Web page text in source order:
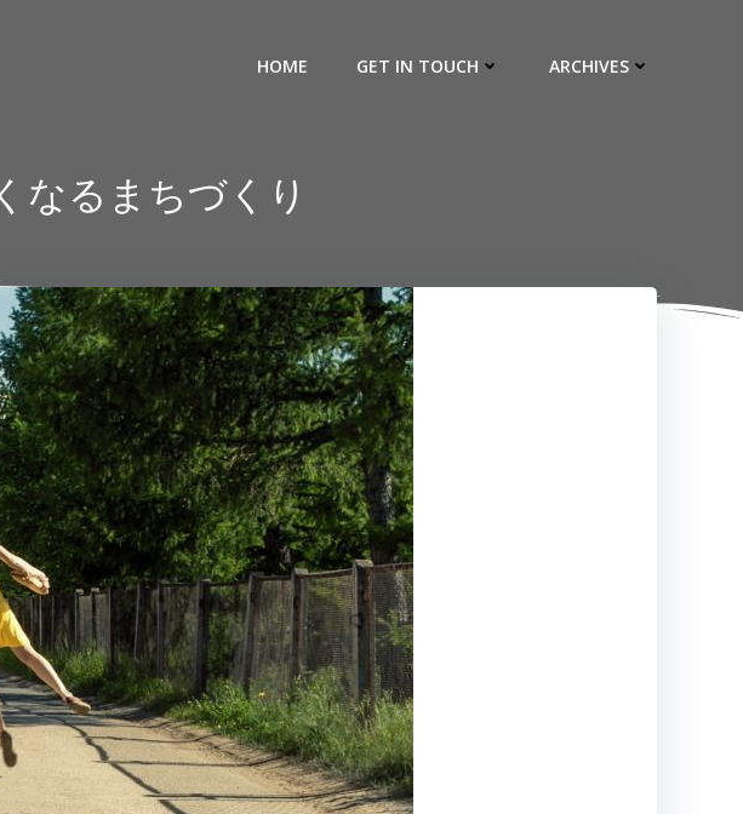
HOME GET IN TOUCH ARCHIVES
なるまちづくり